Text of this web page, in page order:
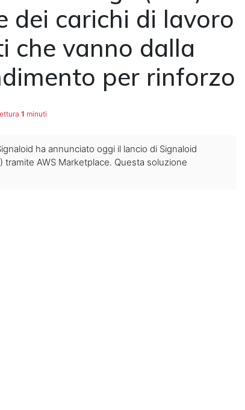
dei carichi di lavoro
che vanno dalla
per rinforzo
1 minuti
ha annunciato oggi il lancio di Signaloid
AWS Marketplace. Questa soluzione